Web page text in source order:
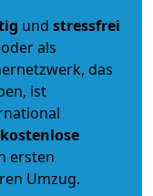
und stressfrei
oder als
das
ist
ersten
Umzug.